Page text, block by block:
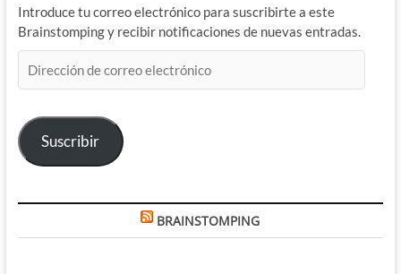
Introduce tu correo electrónico para suscribirte a este
Brainstomping y recibir notificaciones de nuevas entradas.
de
electrónico
Suscribir
BRAINSTOMPING